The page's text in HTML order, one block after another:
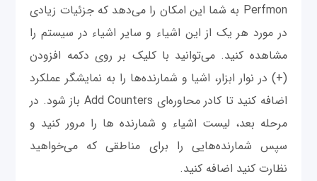
Perfmon به شما این امکان را می‌دهد که جزئیات زیادی
در مورد هر یک از این اشیاء و سایر اشیاء در سیستم را
مشاهده کنید. می‌توانید با کلیک بر روی دکمه افزودن
(+) در نوار ابزار، اشیا و شمارنده‌ها را به نمایشگر عملکرد
اضافه کنید تا کادر محاوره‌ای Add Counters باز شود. در
مرحله بعد، لیست اشیاء و شمارنده ها را مرور کنید و
سپس شمارنده‌هایی را برای مناطقی که می‌خواهید
نظارت کنید اضافه کنید.